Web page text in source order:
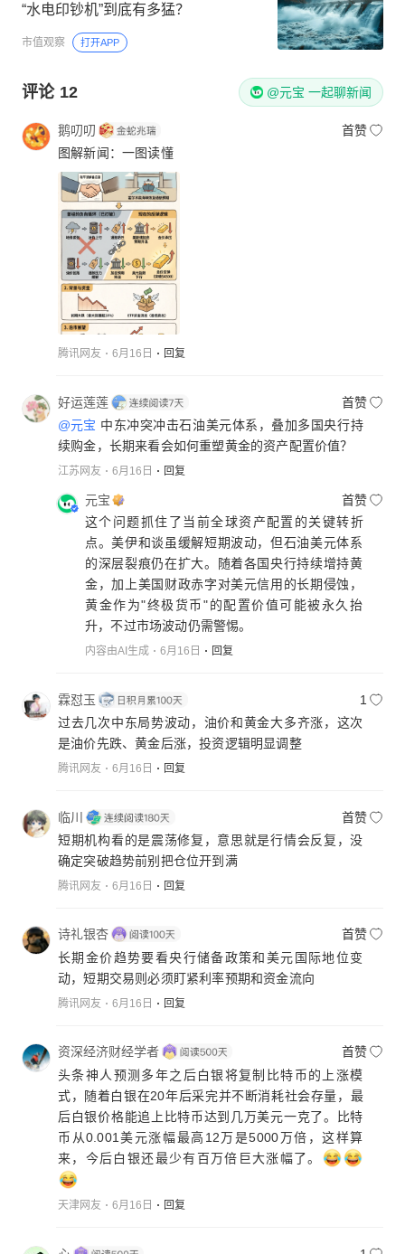
“水电印钞机”到底有多猛？
市值观察 打开APP
评论 12 @元宝 一起聊新闻
鹅叨叨
首赞
图解新闻：一图读懂
腾讯网友 6月16日 回复
好运莲莲
首赞
@元宝 中东冲突冲击石油美元体系，叠加多国央行持
续购金，长期来看会如何重塑黄金的资产配置价值？
江苏网友 6月16日 回复
元宝
首赞
这个问题抓住了当前全球资产配置的关键转折
点。美伊和谈虽缓解短期波动，但石油美元体系
的深层裂痕仍在扩大。随着各国央行持续增持黄
金，加上美国财政赤字对美元信用的长期侵蚀，
黄金作为"终极货币"的配置价值可能被永久抬
升，不过市场波动仍需警惕。
内容由AI生成 6月16日 回复
霖怼玉
1
过去几次中东局势波动，油价和黄金大多齐涨，这次
是油价先跌、黄金后涨，投资逻辑明显调整
腾讯网友 6月16日 回复
临川
首赞
短期机构看的是震荡修复，意思就是行情会反复，没
确定突破趋势前别把仓位开到满
腾讯网友 6月16日 回复
诗礼银杏
首赞
长期金价趋势要看央行储备政策和美元国际地位变
动，短期交易则必须盯紧利率预期和资金流向
腾讯网友 6月16日 回复
资深经济财经学者
首赞
头条神人预测多年之后白银将复制比特币的上涨模
式，随着白银在20年后采完并不断消耗社会存量，最
后白银价格能追上比特币达到几万美元一克了。比特
币从0.001美元涨幅最高12万是5000万倍，这样算
来，今后白银还最少有百万倍巨大涨幅了。
天津网友 6月16日 回复